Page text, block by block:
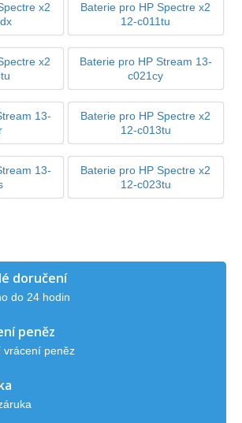
x2
Baterie pro HP Spectre x2
12-c011tu
x2
Baterie pro HP Stream 13-
c021cy
13-
Baterie pro HP Spectre x2
12-c013tu
13-
Baterie pro HP Spectre x2
12-c023tu
doručení
do 24 hodin
peněz
vrácení peněz